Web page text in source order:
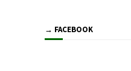
→ FACEBOOK